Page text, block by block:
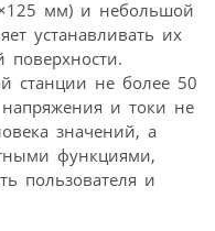
мм) и небольшой
устанавливать их
поверхности.
станции не более 50
и токи не
значений, а
функциями,
пользователя и